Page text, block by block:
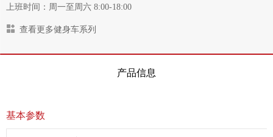
上班时间：周一至周六 8:00-18:00
查看更多健身车系列
产品信息
基本参数